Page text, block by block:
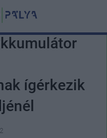
ígérkezik